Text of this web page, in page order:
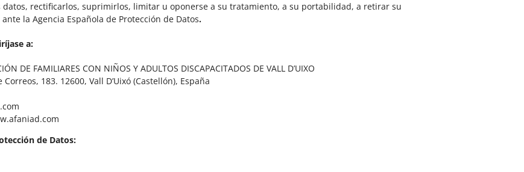
datos, rectificarlos, suprimirlos, limitar u oponerse a su tratamiento, a su portabilidad, a retirar su
la Agencia Española de Protección de Datos.
a:
DE FAMILIARES CON NIÑOS Y ADULTOS DISCAPACITADOS DE VALL D’UIXO
183. 12600, Vall D’Uixó (Castellón), España
de Datos: